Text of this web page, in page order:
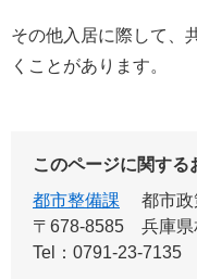
その他入居に際して、
くことがあります。
このページに関する
都市整備課
都市
〒678-8585
兵庫
Tel：0791-23-7135